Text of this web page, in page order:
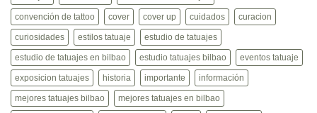
convención de tattoo cover cover up cuidados curacion
curiosidades estilos tatuaje estudio de tatuajes
estudio de tatuajes en bilbao estudio tatuajes bilbao eventos tatuaje
exposicion tatuajes historia importante información
mejores tatuajes bilbao mejores tatuajes en bilbao